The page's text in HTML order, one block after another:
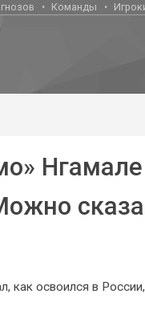
Команды
освоился в